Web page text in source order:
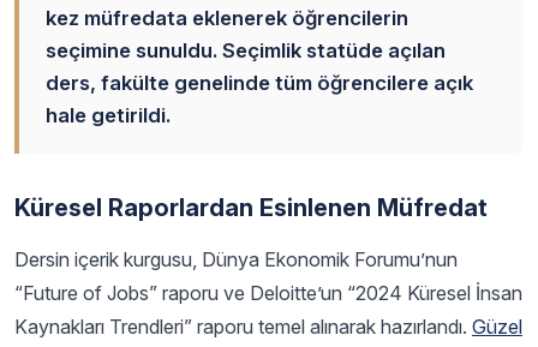
kez müfredata eklenerek öğrencilerin
seçimine sunuldu. Seçimlik statüde açılan
ders, fakülte genelinde tüm öğrencilere açık
hale getirildi.
Küresel Raporlardan Esinlenen Müfredat
Dersin içerik kurgusu, Dünya Ekonomik Forumu’nun
“Future of Jobs” raporu ve Deloitte’un “2024 Küresel İnsan
Kaynakları Trendleri” raporu temel alınarak hazırlandı. Güzel